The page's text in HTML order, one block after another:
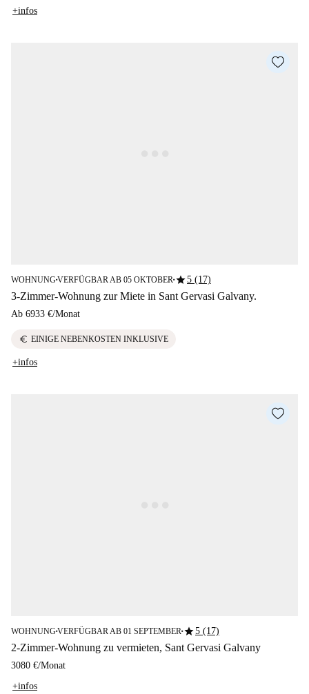
+infos
WOHNUNG■VERFÜGBAR AB 05 OKTOBER■star5 (17)
3-Zimmer-Wohnung zur Miete in Sant Gervasi Galvany.
Ab 6933 €/Monat
euro EINIGE NEBENKOSTEN INKLUSIVE
+infos
WOHNUNG■VERFÜGBAR AB 01 SEPTEMBER ■star5 (17)
2-Zimmer-Wohnung zu vermieten, Sant Gervasi Galvany
3080 €/Monat
+infos